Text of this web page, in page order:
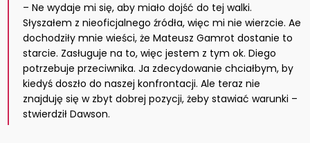
– Ne wydaje mi się, aby miało dojść do tej walki.
Słyszałem z nieoficjalnego źródła, więc mi nie wierzcie. Ae
dochodziły mnie wieści, że Mateusz Gamrot dostanie to
starcie. Zasługuje na to, więc jestem z tym ok. Diego
potrzebuje przeciwnika. Ja zdecydowanie chciałbym, by
kiedyś doszło do naszej konfrontacji. Ale teraz nie
znajduję się w zbyt dobrej pozycji, żeby stawiać warunki –
stwierdził Dawson.